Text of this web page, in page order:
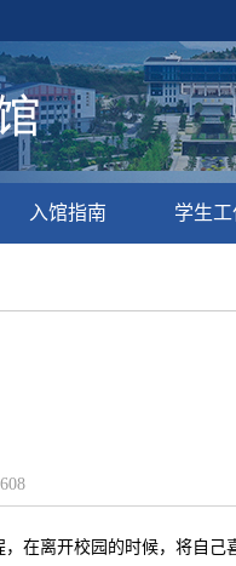
入馆指南 学生
608
在离开校园的时候，将自己